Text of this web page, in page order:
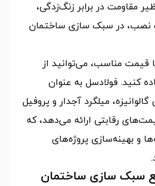
مقاومت در برابر زنگ‌زدگی،
نصب، در سبک‌ سازی ساختمان
قیمت مناسب، می‌توانید از
کنید. فولادسل به عنوان
میلگرد آجدار و پروفیل
رقابتی ارائه می‌دهد، که
و بهینه‌سازی پروژه‌های
سبک سازی ساختمان